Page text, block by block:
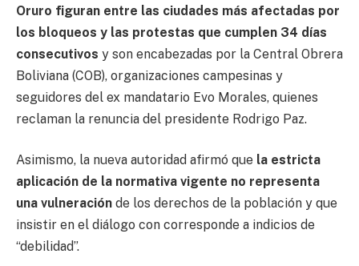
Oruro figuran entre las ciudades más afectadas por
los bloqueos y las protestas que cumplen 34 días
consecutivos y son encabezadas por la Central Obrera
Boliviana (COB), organizaciones campesinas y
seguidores del ex mandatario Evo Morales, quienes
reclaman la renuncia del presidente Rodrigo Paz.
Asimismo, la nueva autoridad afirmó que la estricta
aplicación de la normativa vigente no representa
una vulneración de los derechos de la población y que
insistir en el diálogo con corresponde a indicios de
“debilidad”.